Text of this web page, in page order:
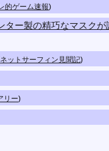
的ゲーム速報)
ター製の精巧なマスクが
ネットサーフィン見聞記)
リー)